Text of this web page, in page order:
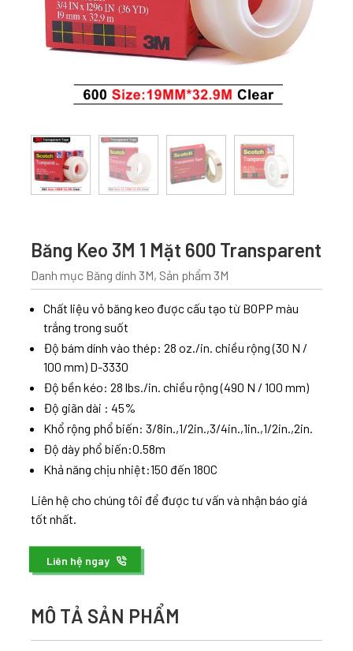
Băng Keo 3M 1 Mặt 600 Transparent
Danh mục Băng dính 3M, Sản phẩm 3M
Chất liệu vỏ băng keo được cấu tạo từ BOPP màu
trắng trong suốt
Độ bám dính vào thép: 28 oz./in. chiều rộng (30 N /
100 mm) D-3330
Độ bền kéo: 28 lbs./in. chiều rộng (490 N / 100 mm)
Độ giãn dài : 45%
Khổ rộng phổ biến: 3/8in.,1/2in.,3/4in.,1in.,1/2in.,2in.
Độ dày phổ biến:0.58m
Khả năng chịu nhiệt:150 đến 180C
Liên hệ cho chúng tôi để được tư vấn và nhận báo giá
tốt nhất.
Liên hệ ngay
MÔ TẢ SẢN PHẨM